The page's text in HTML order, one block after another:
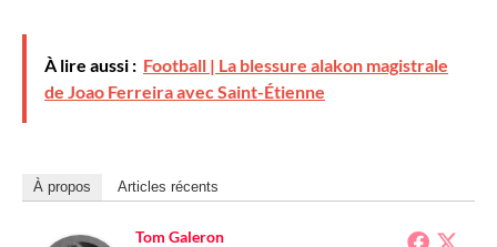
À lire aussi : Football | La blessure alakon magistrale
de Joao Ferreira avec Saint-Étienne
À propos Articles récents
Tom Galeron